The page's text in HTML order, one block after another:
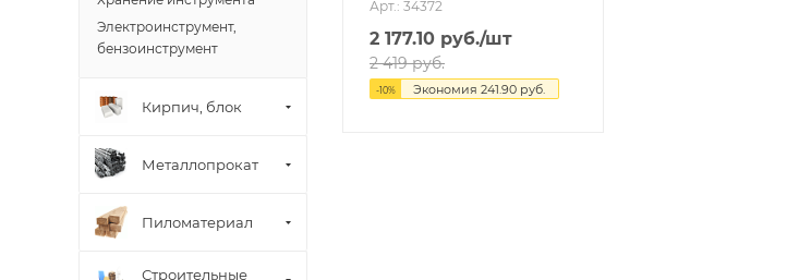
Арт.: 34372
2 177.10 руб./шт
2 419руб.
-10% Экономия 241.90 руб.
Электроинструмент,
бензоинструмент
Кирпич, блок
Металлопрокат
Пиломатериал
Строительные